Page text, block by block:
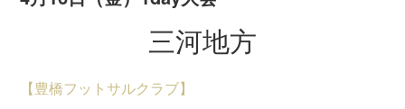
三河地方
【豊橋フットサルクラブ】